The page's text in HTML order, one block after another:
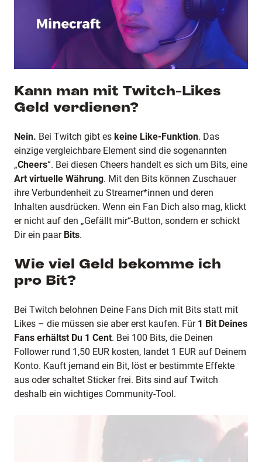
Kann man mit Twitch-Likes
Geld verdienen?
Nein. Bei Twitch gibt es keine Like-Funktion. Das
einzige vergleichbare Element sind die sogenannten
„Cheers“. Bei diesen Cheers handelt es sich um Bits, eine
Art virtuelle Währung. Mit den Bits können Zuschauer
ihre Verbundenheit zu Streamer*innen und deren
Inhalten ausdrücken. Wenn ein Fan Dich also mag, klickt
er nicht auf den „Gefällt mir“-Button, sondern er schickt
Dir ein paar Bits.
Wie viel Geld bekomme ich
pro Bit?
Bei Twitch belohnen Deine Fans Dich mit Bits statt mit
Likes – die müssen sie aber erst kaufen. Für 1 Bit Deines
Fans erhältst Du 1 Cent. Bei 100 Bits, die Deinen
Follower rund 1,50 EUR kosten, landet 1 EUR auf Deinem
Konto. Kauft jemand ein Bit, löst er bestimmte Effekte
aus oder schaltet Sticker frei. Bits sind auf Twitch
deshalb ein wichtiges Community-Tool.